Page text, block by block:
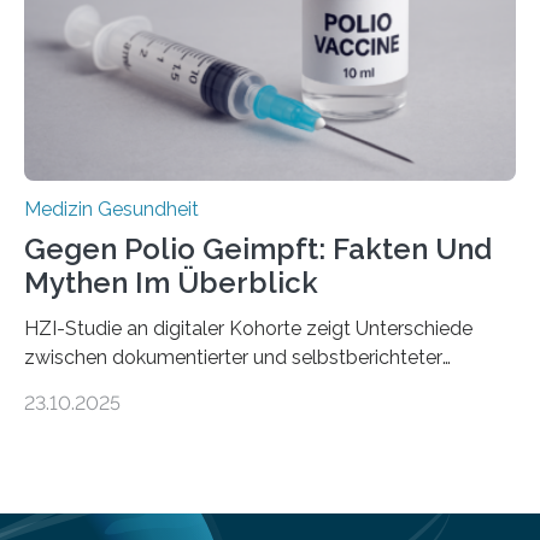
Universitätsklinikum Tübingen haben eine solche
Schwachstelle im Erbgut einer Untergruppe des
Medulloblastoms gefunden. Die Wilhelm Sander-
Stiftung unterstützte das Projekt…
Medizin Gesundheit
Gegen Polio Geimpft: Fakten Und
Mythen Im Überblick
HZI-Studie an digitaler Kohorte zeigt Unterschiede
zwischen dokumentierter und selbstberichteter
Kinderlähmung, ist eine ansteckende Krankheit, die
nur noch in zwei Ländern endemisch. Bis das Virus
23.10.2025